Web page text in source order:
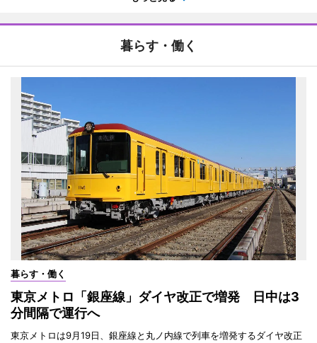
暮らす・働く
暮らす・働く
東京メトロ「銀座線」ダイヤ改正で増発 日中は3
分間隔で運行へ
東京メトロは9月19日、銀座線と丸ノ内線で列車を増発するダイヤ改正